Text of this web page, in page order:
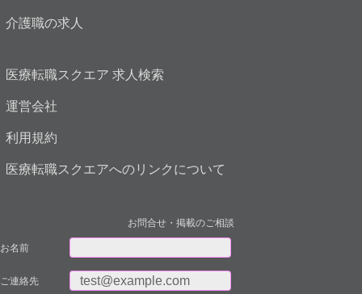
介護職の求人
医療転職スクエア 求人検索
運営会社
利用規約
医療転職スクエアへのリンクについて
お問合せ・掲載のご相談
お名前
ご連絡先